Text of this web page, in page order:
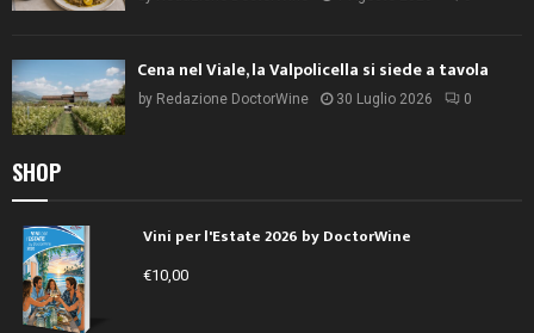
Cena nel Viale, la Valpolicella si siede a tavola
by Redazione DoctorWine 30 Luglio 2026 0
SHOP
Vini per l'Estate 2026 by DoctorWine
€10,00